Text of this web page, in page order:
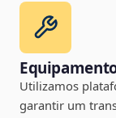
Utilizamos
garantir um